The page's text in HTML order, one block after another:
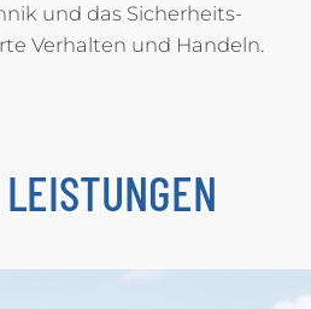
und das Sicherheits-
Verhalten und Handeln.